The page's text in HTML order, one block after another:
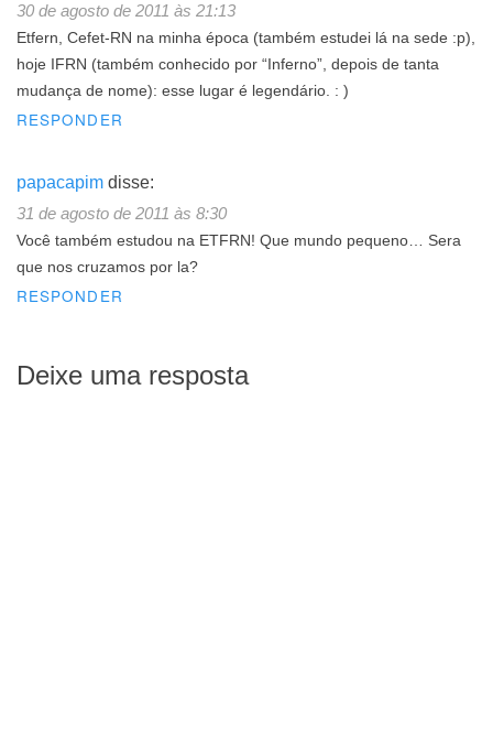
30 de agosto de 2011 às 21:13
Etfern, Cefet-RN na minha época (também estudei lá na sede :p),
hoje IFRN (também conhecido por “Inferno”, depois de tanta
mudança de nome): esse lugar é legendário. : )
RESPONDER
papacapim disse:
31 de agosto de 2011 às 8:30
Você também estudou na ETFRN! Que mundo pequeno… Sera
que nos cruzamos por la?
RESPONDER
Deixe uma resposta